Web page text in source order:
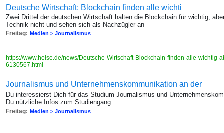
Deutsche Wirtschaft: Blockchain finden alle wichti
Zwei Drittel der deutschen Wirtschaft halten die Blockchain für wichtig,
Technik nicht und sehen sich als Nachzügler an
Freitag: Medien > Journalismus
https://www.heise.de/news/Deutsche-Wirtschaft-Blockchain-finden-alle-wichtig-
6130567.html
Journalismus und Unternehmenskommunikation an der
Du interessierst Dich für das Studium Journalismus und
Du nützliche Infos zum Studiengang
Freitag: Medien > Journalismus